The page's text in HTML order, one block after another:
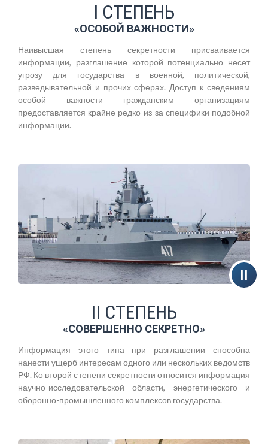
I СТЕПЕНЬ
«ОСОБОЙ ВАЖНОСТИ»
Наивысшая степень секретности присваивается
информации, разглашение которой потенциально несет
угрозу для государства в военной, политической,
разведывательной и прочих сферах. Доступ к сведениям
особой важности гражданским организациям
предоставляется крайне редко из-за специфики подобной
информации.
II СТЕПЕНЬ
«СОВЕРШЕННО СЕКРЕТНО»
Информация этого типа при разглашении способна
нанести ущерб интересам одного или нескольких ведомств
РФ. Ко второй степени секретности относится информация
научно-исследовательской области, энергетического и
оборонно-промышленного комплексов государства.